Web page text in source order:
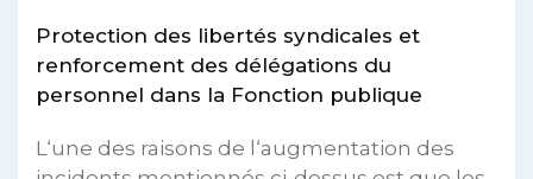
Protection des libertés syndicales et
renforcement des délégations du
personnel dans la Fonction publique
L‘une des raisons de l‘augmentation des